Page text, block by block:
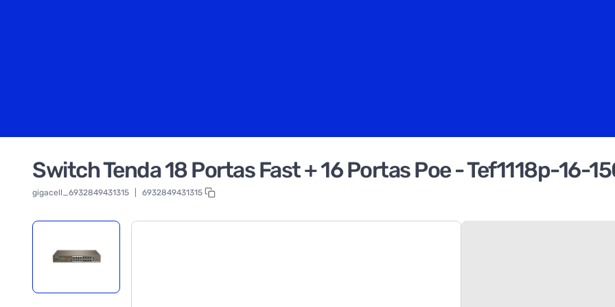
Switch Tenda 18 Portas Fast + 16 Portas Poe - Tef1118p-16-
gigacell_6932849431315 6932849431315